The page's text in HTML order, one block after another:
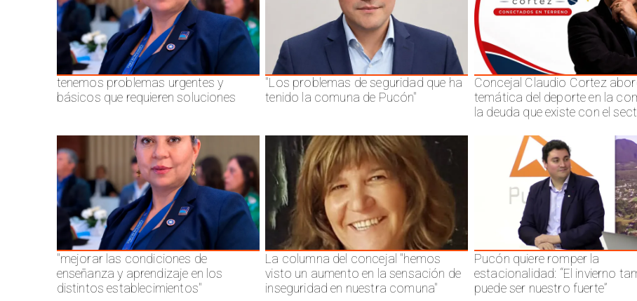
tenemos problemas urgentes y
básicos que requieren soluciones
"Los problemas de seguridad que ha
tenido la comuna de Pucón"
Concejal Claudio Cortez
temática del deporte en la
la deuda que existe con el
"mejorar las condiciones de
enseñanza y aprendizaje en los
distintos establecimientos"
La columna del concejal "hemos
visto un aumento en la sensación de
inseguridad en nuestra comuna"
Pucón quiere romper la
estacionalidad: “El invierno
puede ser nuestro fuerte”